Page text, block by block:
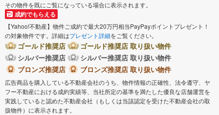
その物件を既にご覧になっている場合に表示されます。
成約でもらえる
【Yahoo!不動産】物件ご成約で最大20万円相当PayPayポイントプレゼント！
の対象物件です。詳細はプレゼント詳細をご覧ください。
ゴールド推奨店
ゴールド推奨店 取り扱い物件
シルバー推奨店
シルバー推奨店 取り扱い物件
ブロンズ推奨店
ブロンズ推奨店 取り扱い物件
広告商品を購入している不動産会社のうち、物件情報の正確性、法令遵守、ヤ
フー不動産における成約実績等、当社所定の基準を満たした優良な店舗運営を
実践していると認めた不動産会社（もしくは当該認定を受けた不動産会社の取
扱物件）に表示されます。